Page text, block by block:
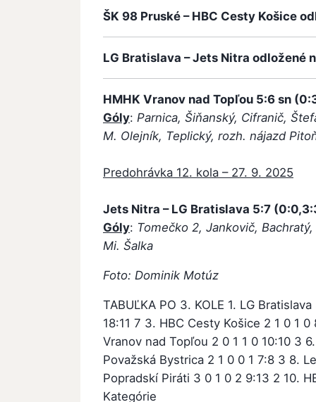
ŠK 98 Pruské – HBC Cesty Košice
LG Bratislava – Jets Nitra odložené
HMHK Vranov nad Topľou 5:6 sn
Góly: Parnica, Šiňanský, Cifranič,
M. Olejník, Teplický, rozh. nájazd
Predohrávka 12. kola – 27. 9. 2025
Jets Nitra – LG Bratislava 5:7
Góly: Tomečko 2, Jankovič,
Mi. Šalka
Foto: Dominik Motúz
TABUĽKA PO 3. KOLE 1. LG
18:11 7 3. HBC Cesty Košice 2 1 0 1
Vranov nad Topľou 2 0 1 1 0 10:10 3
Považská Bystrica 2 1 0 0 1 7:8 3 8.
Popradskí Piráti 3 0 1 0 2 9:13 2 10.
Kategórie